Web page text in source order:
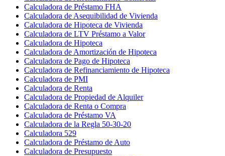
Calculadora de Préstamo FHA
Calculadora de Asequibilidad de Vivienda
Calculadora de Hipoteca de Vivienda
Calculadora de LTV Préstamo a Valor
Calculadora de Hipoteca
Calculadora de Amortización de Hipoteca
Calculadora de Pago de Hipoteca
Calculadora de Refinanciamiento de Hipoteca
Calculadora de PMI
Calculadora de Renta
Calculadora de Propiedad de Alquiler
Calculadora de Renta o Compra
Calculadora de Préstamo VA
Calculadora de la Regla 50-30-20
Calculadora 529
Calculadora de Préstamo de Auto
Calculadora de Presupuesto